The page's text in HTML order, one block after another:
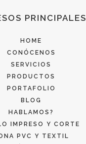
PRINCIPALES
HOME
CONÓCENOS
SERVICIOS
PRODUCTOS
PORTAFOLIO
BLOG
HABLAMOS?
IMPRESO Y CORTE
PVC Y TEXTIL